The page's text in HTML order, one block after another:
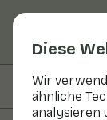
Diese
Wir
ähnliche
analysieren
Auf dieser